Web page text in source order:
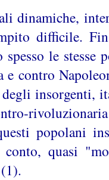
dinamiche,
difficile.
le stesse
contro
insorgenti,
popolani
conto, quasi